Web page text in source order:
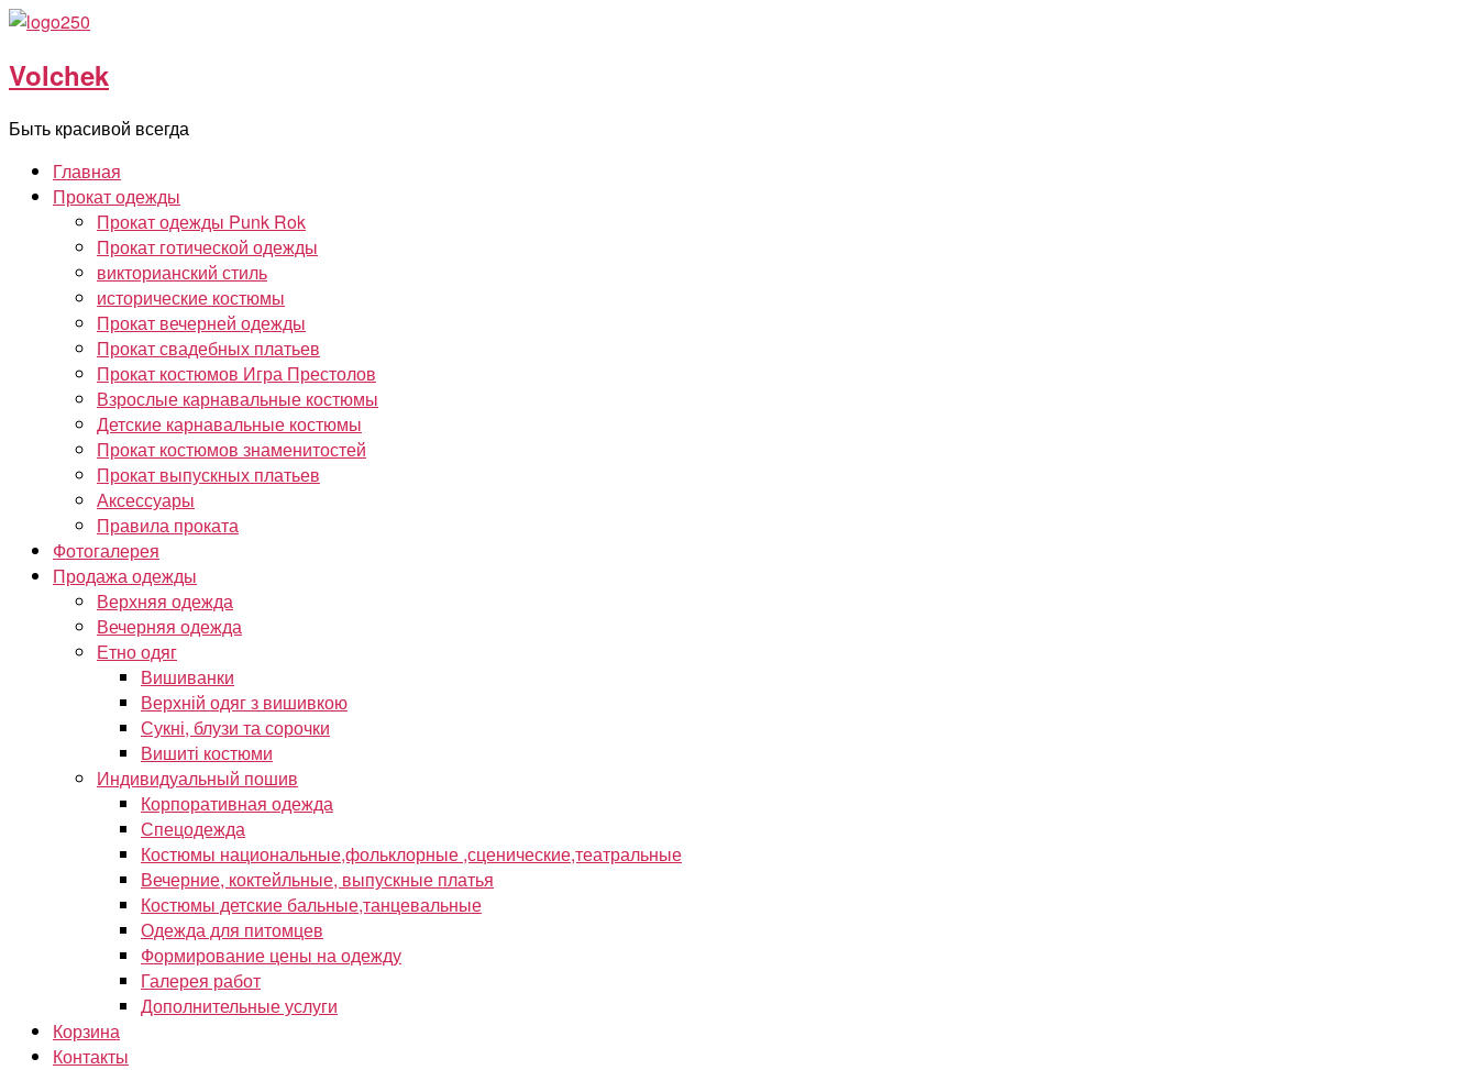
Перейти
содержимому
Volchek
Быть красивой всегда
Главная
Прокат одежды
Прокат одежды Punk Rok
Прокат готической одежды
викторианский стиль
исторические костюмы
Прокат вечерней одежды
Прокат свадебных платьев
Прокат костюмов Игра Престолов
Взрослые карнавальные костюмы
Детские карнавальные костюмы
Прокат костюмов знаменитостей
Прокат выпускных платьев
Аксессуары
Правила проката
Фотогалерея
Продажа одежды
Верхняя одежда
Вечерняя одежда
Етно одяг
Вишиванки
Верхній одяг з вишивкою
Сукні, блузи та сорочки
Вишиті костюми
Индивидуальный пошив
Корпоративная одежда
Спецодежда
Костюмы национальные,фольклорные ,сценические,театральные
Вечерние, коктейльные, выпускные платья
Костюмы детские бальные,танцевальные
Одежда для питомцев
Формирование цены на одежду
Галерея работ
Дополнительные услуги
Корзина
Контакты